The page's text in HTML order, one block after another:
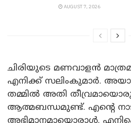
AUGUST 7, 2026
ചിരിയുടെ മണവാളൻ
എനിക്ക് സലിംകുമാർ.
തമ്മിൽ അതി
ആത്മബന്ധമുണ്ട്. എന്റെ
അഭിമാനമായൊരാൾ.